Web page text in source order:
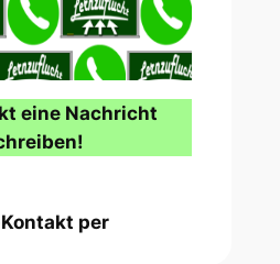
eine Nachricht
per